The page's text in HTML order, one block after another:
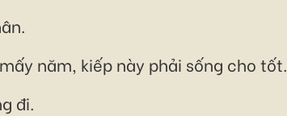
năm, kiếp này phải sống cho tốt.
đi.